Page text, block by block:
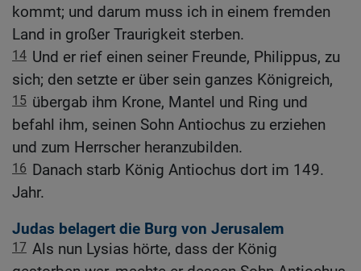
kommt; und darum muss ich in einem fremden
Land in großer Traurigkeit sterben.
14 Und er rief einen seiner Freunde, Philippus, zu
sich; den setzte er über sein ganzes Königreich,
15 übergab ihm Krone, Mantel und Ring und
befahl ihm, seinen Sohn Antiochus zu erziehen
und zum Herrscher heranzubilden.
16 Danach starb König Antiochus dort im 149.
Jahr.
Judas belagert die Burg von Jerusalem
17 Als nun Lysias hörte, dass der König